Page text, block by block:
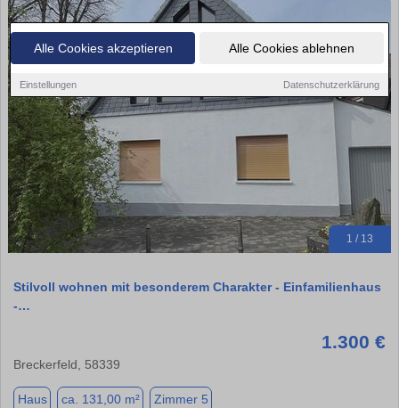
Alle Cookies akzeptieren Alle Cookies ablehnen
Einstellungen Datenschutzerklärung
1 / 13
Stilvoll wohnen mit besonderem Charakter - Einfamilienhaus
-…
1.300 €
Breckerfeld, 58339
Haus ca. 131,00 m² Zimmer 5